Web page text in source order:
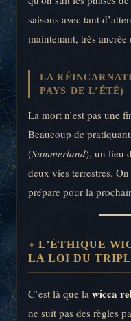
saisons avec tant
maintenant, très ancrée
LA
PAYS DE L’ÉTÉ)
La mort n’est pas une
Beaucoup de
(Summerland), un lieu
deux vies terrestres.
prépare pour la
L’ÉTHIQUE
LA LOI DU
C’est là que la wicca
ne suit pas des règles